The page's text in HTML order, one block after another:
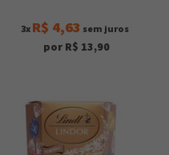
3x R$ 4,63 sem juros
por R$ 13,90